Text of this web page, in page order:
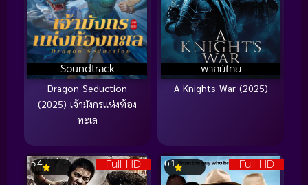
Soundtrack
Dragon Seduction
(2025) เจ้ามังกรแห่งท้อง
ทะเล
พากย์ไทย
A Knights War (2025)
Full HD
5.4 Full HD
6.1